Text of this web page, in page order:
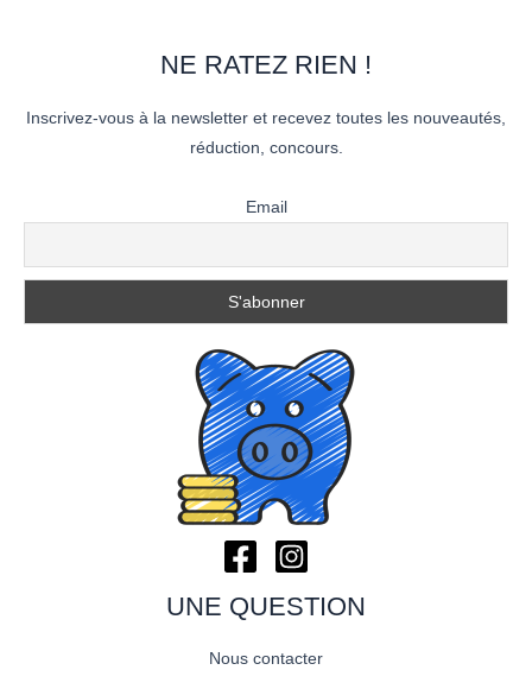
NE RATEZ RIEN !
Inscrivez-vous à la newsletter et recevez toutes les nouveautés,
réduction, concours.
Email
UNE QUESTION
Nous contacter